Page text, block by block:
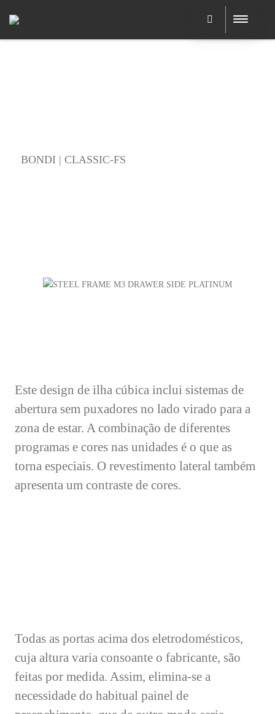
BONDI | CLASSIC-FS
Este design de ilha cúbica inclui sistemas de
abertura sem puxadores no lado virado para a
zona de estar. A combinação de diferentes
programas e cores nas unidades é o que as
torna especiais. O revestimento lateral também
apresenta um contraste de cores.
Todas as portas acima dos eletrodomésticos,
cuja altura varia consoante o fabricante, são
feitas por medida. Assim, elimina-se a
necessidade do habitual painel de